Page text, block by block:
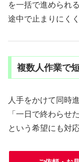
を一括で進められる
途中で止まりにく
複数人作業で
人手をかけて同時
「一日で終わらせた
という希望にも対